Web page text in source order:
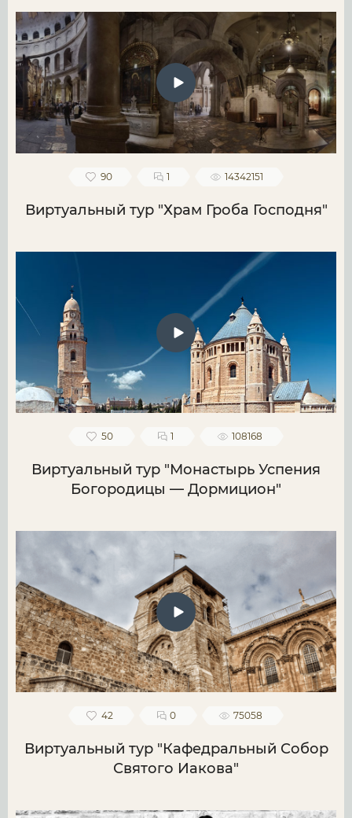
90 1 14342151
Виртуальный тур "Храм Гроба Господня"
50 1 108168
Виртуальный тур "Монастырь Успения
Богородицы — Дормицион"
42 0 75058
Виртуальный тур "Кафедральный Собор
Святого Иакова"